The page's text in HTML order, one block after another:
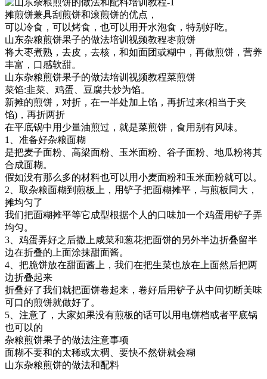
摊煎饼兼具刮煎饼和滚煎饼的优点，
可以冷食，可以烤食，也可以用开水泡食，特别好吃。
山东杂粮煎饼果子的做法培训视频教程枣煎饼
将大枣煮熟，去皮，去核，和如面团或糊中，再做煎饼，营养
丰富，口感软甜。
山东杂粮煎饼果子的做法培训视频教程菜煎饼
菜馅:韭菜、鸡蛋、豆腐共炒为馅。
新摊的煎饼，对折，在一半处加上馅，再折过来(相当于夹
馅)，再折两折
在平底锅中用少量油煎过，就是菜煎饼，食用别有风味。
1、准备好杂粮面糊
是把麦子面粉、高梁面粉、玉米面粉、谷子面粉、地瓜粉将其
合成面糊。
假如没有那么多的材料也可以用小麦面粉和玉米面粉就可以。
2、取杂粮面糊到煎板上，用铲子把面糊摊平，与煎板同大，
摊均匀了
我们把面糊摊平等它成型根据个人的口味加一个鸡蛋用铲子弄
均匀。
3、鸡蛋弄好之后撒上咸菜和葱花把面饼的另外半边折叠留半
边在折叠的上面涂抹甜面酱。
4、把脆饼放在甜面酱上，我们在把生菜也放在上面然后把两
边折叠起来
折叠好了我们就把面饼卷起来，卷好后用铲子从中间切断美味
可口的煎饼就做好了。
5、注意了，大家如果没有煎板的话可以用电饼档或者平底锅
也可以的
杂粮煎饼果子的做法注意事项
面糊不要和的太稀或太稠、要快不然饼就会糊
山东杂粮煎饼的做法和配料